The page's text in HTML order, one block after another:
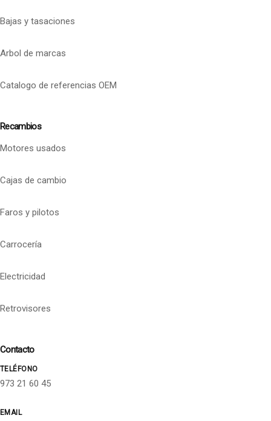
Bajas y tasaciones
Arbol de marcas
Catalogo de referencias OEM
Recambios
Motores usados
Cajas de cambio
Faros y pilotos
Carrocería
Electricidad
Retrovisores
Contacto
TELÉFONO
973 21 60 45
EMAIL